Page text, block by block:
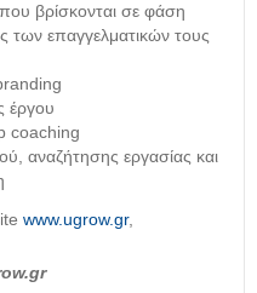
βρίσκονται σε φάση
των επαγγελματικών τους
έργου
coaching
αναζήτησης εργασίας και
www.ugrow.gr,